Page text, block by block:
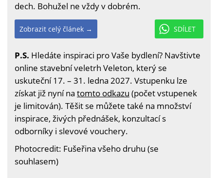
dech. Bohužel ne vždy v dobrém.
SDÍLET
Zobrazit celý článek →
P.S. Hledáte inspiraci pro Vaše bydlení? Navštivte
online stavební veletrh Veleton, který se
uskuteční 17. – 31. ledna 2027. Vstupenku lze
získat již nyní na tomto odkazu (počet vstupenek
je limitován). Těšit se můžete také na množství
inspirace, živých přednášek, konzultací s
odborníky i slevové vouchery.
Photocredit: Fušeřina všeho druhu (se
souhlasem)